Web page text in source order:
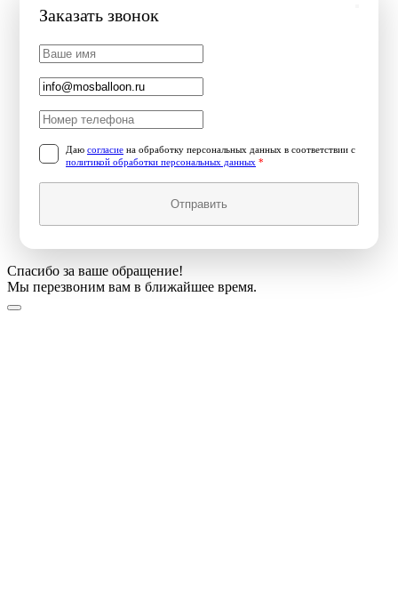
Заказать звонок
Даю согласие на обработку персональных данных в соответствии с
политикой обработки персональных данных *
Отправить
Спасибо за ваше обращение!
Мы перезвоним вам в ближайшее время.